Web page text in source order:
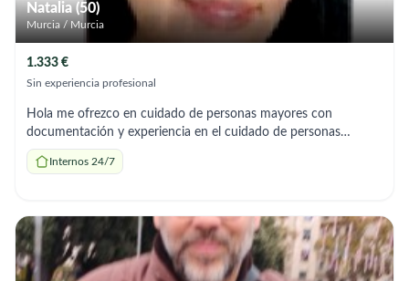
Natalia (50)
Murcia / Murcia
1.333 €
Sin experiencia profesional
Hola me ofrezco en cuidado de personas mayores con
documentación y experiencia en el cuidado de personas
mayores y tengo referencias en mis antiguos trabajos . Cuidado
de la medicina Comida Baños Ir al médico Paseos Y sobre todo
Internos 24/7